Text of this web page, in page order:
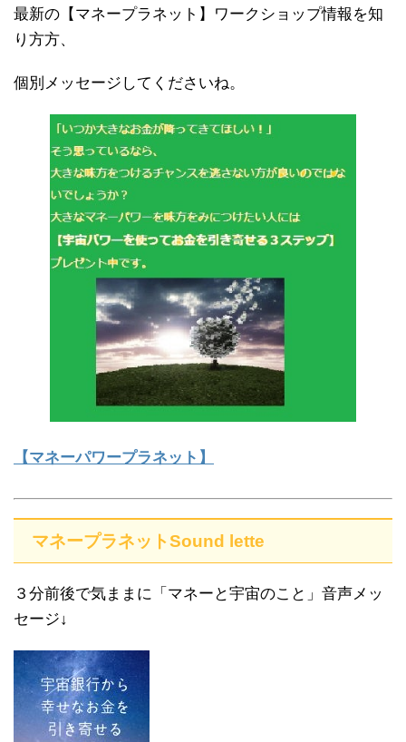
最新の【マネープラネット】ワークショップ情報を知
り方方、
個別メッセージしてくださいね。
【マネーパワープラネット】
マネープラネットSound lette
３分前後で気ままに「マネーと宇宙のこと」音声メッ
セージ↓